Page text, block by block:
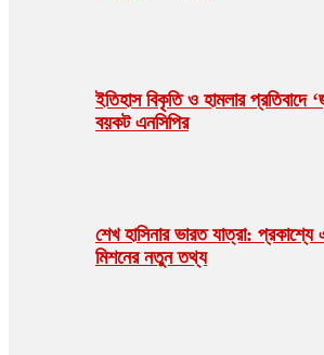
ইতিহাস বিকৃতি ও হামলার প্রতিবাদে
বয়কট এনসিপির
শেখ হাসিনার ভারত যাত্রা:
মিশনের নতুন তথ্য